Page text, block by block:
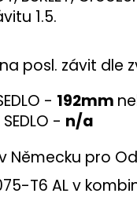
1.5.
posl. závit dle
- 192mm
SEDLO - n/a
Německu pro
T6 AL v